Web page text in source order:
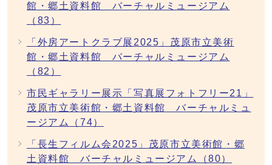
館・郷土資料館 バーチャルミュージアム
（83）
「外房アートクラブ展2025」茂原市立美術
館・郷土資料館 バーチャルミュージアム
（82）
市民ギャラリー展示「写真展フォトフリー21」
茂原市立美術館・郷土資料館 バーチャルミュ
ージアム（74）
「長生フィルム会2025」茂原市立美術館・郷
土資料館 バーチャルミュージアム（80）